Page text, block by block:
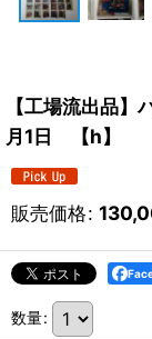
【工場流出品
月1日 【h】
販売価格:
数量: